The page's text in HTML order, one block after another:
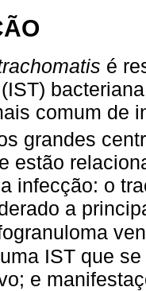
é
comum de
grandes
estão
infecção: o
a
IST que
e